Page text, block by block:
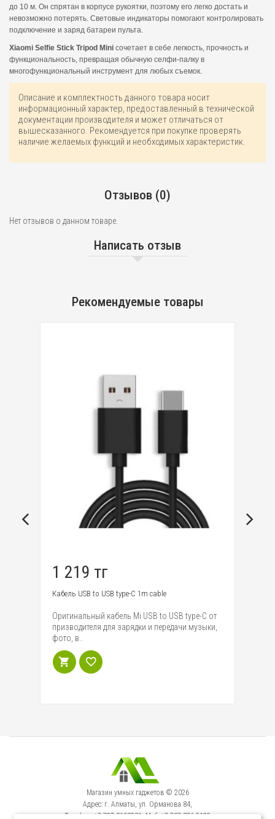
до 10 м. Он спрятан в корпусе рукоятки, поэтому его легко достать и
невозможно потерять. Световые индикаторы помогают контролировать
подключение и заряд батареи пульта.
Xiaomi Selfie Stick Tripod Mini сочетает в себе легкость, прочность и
функциональность, превращая обычную селфи-палку в
многофункциональный инструмент для любых съемок.
Описание и комплектность данного товара носит
информационный характер, предоставленный в технической
документации производителя и может отличаться от
вышесказанного. Рекомендуется при покупке проверять
наличие желаемых функций и необходимых характеристик.
Отзывов (0)
Нет отзывов о данном товаре.
Написать отзыв
Рекомендуемые товары
1 219 тг
Кабель USB to USB type-C 1m cable
Оригинальный кабель Mi USB to USB type-C от
призводителя для зарядки и передачи музыки,
фото, в..
Магазин умных гаджетов © 2026
Адрес: г. Алматы, ул. Орманова 84,
Телефон: +7-727-3100231, Моб: +7-707-376-9129